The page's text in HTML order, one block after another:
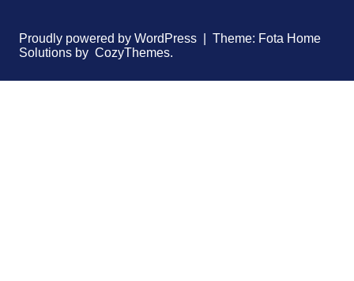
Proudly powered by WordPress | Theme: Fota Home
Solutions by CozyThemes.